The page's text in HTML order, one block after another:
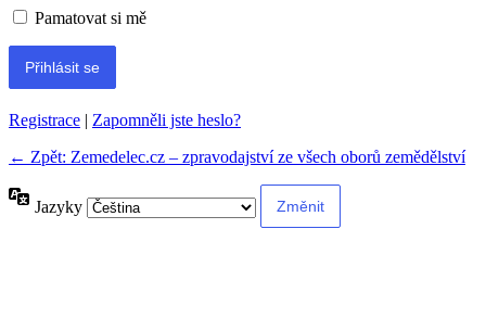
Pamatovat si mě
Registrace | Zapomněli jste heslo?
← Zpět: Zemedelec.cz – zpravodajství ze všech oborů zemědělství
Jazyky